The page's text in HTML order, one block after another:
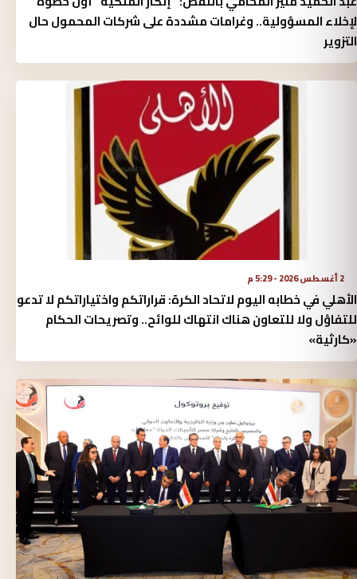
لإخلاء المسؤولية.. وغرامات مشددة على شركات المحمول حال
التزوير
2 أغسطس 2026 - 5:29 م
الأهلي في خطابه اليوم لاتحاد الكرة:‏ قراراتكم واختياراتكم لا تدعو
للتفاؤل ولا للتعاون هناك انتهاك للوائح.. وتصريحات الحكام
«كارثية»‏